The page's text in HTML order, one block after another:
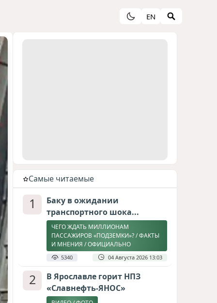
EN
Cамые читаемые
1
Баку в ожидании
транспортного шока...
ЧЕГО ЖДАТЬ МИЛЛИОНАМ
ПАССАЖИРОВ «ПОДЗЕМКИ»? / ФАКТЫ
И МНЕНИЯ / ОФИЦИАЛЬНО
5340 04 Августа 2026 13:03
2
В Ярославле горит НПЗ
«Славнефть-ЯНОС»